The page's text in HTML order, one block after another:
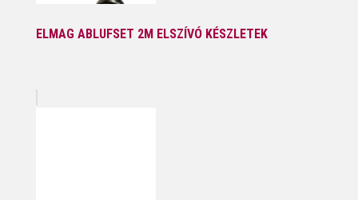
ELMAG ABLUFSET 2M ELSZÍVÓ KÉSZLETEK